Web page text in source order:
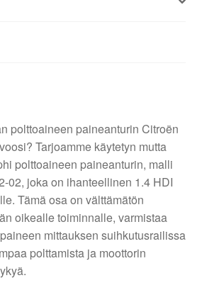
polttoaineen paineanturin Citroën
Tarjoamme käytetyn mutta
polttoaineen paineanturin, malli
02, joka on ihanteellinen 1.4 HDI
Tämä osa on välttämätön
oikealle toiminnalle, varmistaa
mittauksen suihkutusrailissa
polttamista ja moottorin